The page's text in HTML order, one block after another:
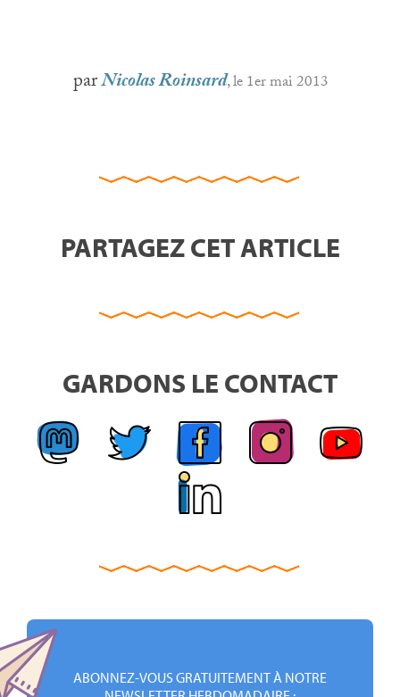
parNicolas Roinsard, le 1er mai 2013
PARTAGEZ CET ARTICLE
GARDONS LE CONTACT
ABONNEZ-VOUS GRATUITEMENT À NOTRE